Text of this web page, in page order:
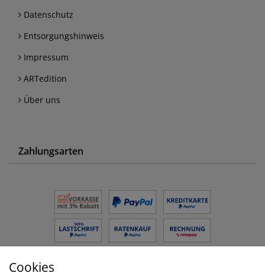
Datenschutz
Entsorgungshinweis
Impressum
ARTedition
Über uns
Zahlungsarten
Cookies